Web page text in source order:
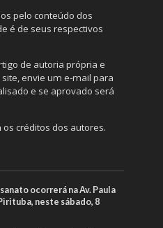
pelo conteúdo dos
é de seus respectivos
de autoria própria e
envie um e-mail para
e se aprovado será
créditos dos autores.
ocorrerá na Av. Paula
neste sábado, 8